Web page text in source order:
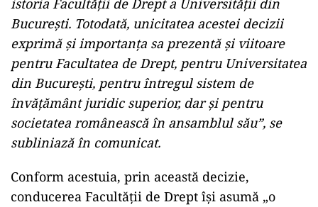
istoria Facultăţii de Drept a Universităţii din
Bucureşti. Totodată, unicitatea acestei decizii
exprimă şi importanţa sa prezentă şi viitoare
pentru Facultatea de Drept, pentru Universitatea
din Bucureşti, pentru întregul sistem de
învăţământ juridic superior, dar şi pentru
societatea românească în ansamblul său”, se
subliniază în comunicat.
Conform acestuia, prin această decizie,
conducerea Facultăţii de Drept îşi asumă „o